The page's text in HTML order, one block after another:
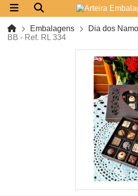
Embalagens Dia dos
BB - Ref. RL 334